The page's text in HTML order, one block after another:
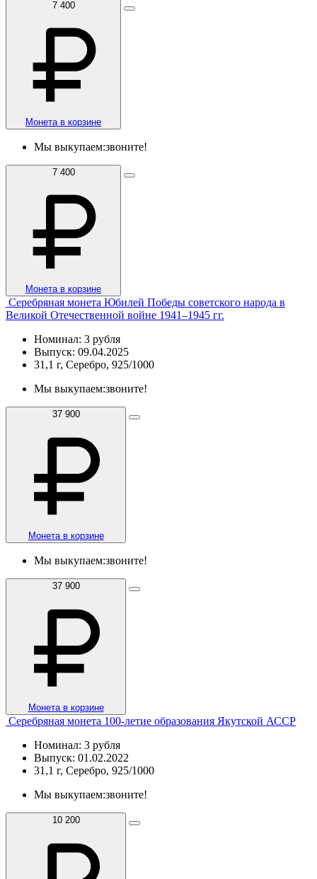
7 400
Монета в корзине
Мы выкупаем:звоните!
7 400
Монета в корзине
Серебряная монета Юбилей Победы советского народа в
Великой Отечественной войне 1941–1945 гг.
Номинал: 3 рубля
Выпуск: 09.04.2025
31,1 г, Серебро, 925/1000
Мы выкупаем:звоните!
37 900
Монета в корзине
Мы выкупаем:звоните!
37 900
Монета в корзине
Серебряная монета 100-летие образования Якутской АССР
Номинал: 3 рубля
Выпуск: 01.02.2022
31,1 г, Серебро, 925/1000
Мы выкупаем:звоните!
10 200